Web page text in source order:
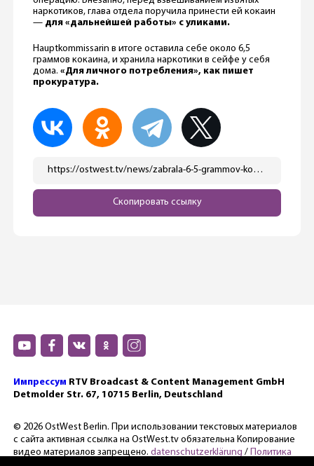
наркотиков, глава отдела поручила принести ей кокаин
— для «дальнейшей работы» с уликами.
Hauptkommissarin в итоге оставила себе около 6,5
граммов кокаина, и хранила наркотики в сейфе у себя
дома. «Для личного потребления», как пишет
прокуратура.
https://ostwest.tv/news/zabrala-6-5-grammov-kokaina-iz-sejfa-skandal-s-glavoj-otdela-rassledovanij-policii-berlina/
Скопировать ссылку
Импрессум RTV Broadcast & Content Management GmbH
Detmolder Str. 67, 10715 Berlin, Deutschland
© 2026 OstWest Berlin. При использовании текстовых материалов
с сайта активная ссылка на OstWest.tv обязательна Копирование
видео материалов запрещено. datenschutzerklärung /
Политика